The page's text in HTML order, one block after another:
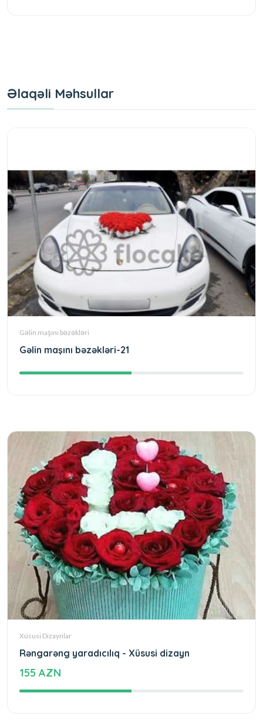
Əlaqəli Məhsullar
Gəlin maşını bəzəkləri
Gəlin maşını bəzəkləri-21
Xüsusi Dizaynlar
Rəngarəng yaradıcılıq - Xüsusi dizayn
155 AZN